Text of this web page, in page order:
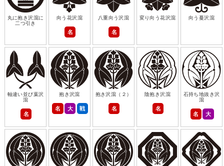
丸に抱き沢瀉に
二つ引き
向う花沢瀉
名
八重向う沢瀉
名
変り向う花沢瀉 向う蔓沢瀉
軸違い並び葉沢
瀉
名
抱き沢瀉
名 大 戦
抱き沢瀉（２）
名
陰抱き沢瀉
名
石持ち地抜き沢
瀉
名 大